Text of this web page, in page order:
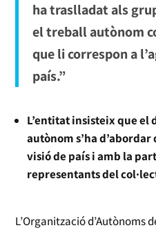
ha traslladat als
el treball autònom
que li correspon a
país.”
L’entitat insisteix que el
autònom s’ha
visió de país i amb la
representants del
L’Organització d’Autònoms